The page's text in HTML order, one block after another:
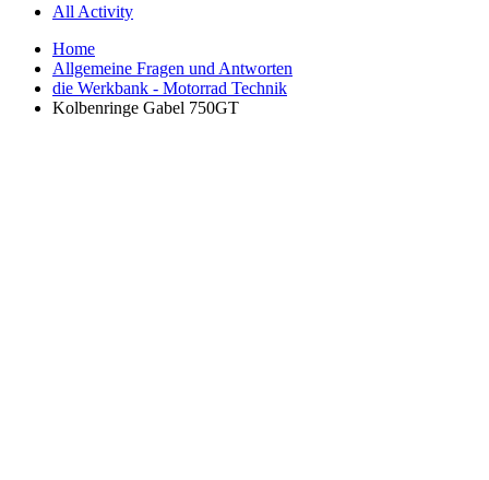
All Activity
Home
Allgemeine Fragen und Antworten
die Werkbank - Motorrad Technik
Kolbenringe Gabel 750GT